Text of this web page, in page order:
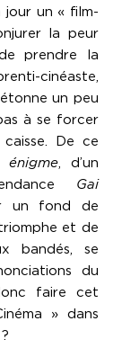
jour un « film-
la peur
prendre la
cinéaste,
un peu
à se forcer
De ce
énigme, d’un
Gai
un fond de
et de
bandés, se
du
faire cet
» dans